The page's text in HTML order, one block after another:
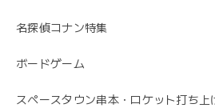
名探偵コナン特集
ボードゲーム
スペースタウン串本・ロケット打ち上